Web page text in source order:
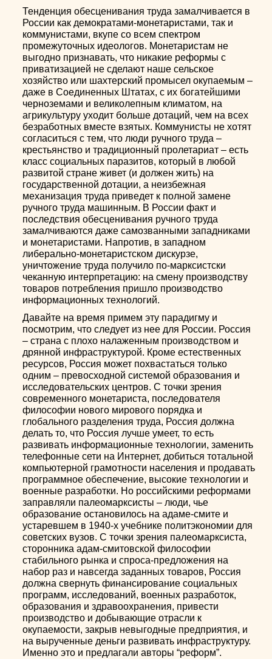
Тенденция обесценивания труда замалчивается в
России как демократами-монетаристами, так и
коммунистами, вкупе со всем спектром
промежуточных идеологов. Монетаристам не
выгодно признавать, что никакие реформы с
приватизацией не сделают наше сельское
хозяйство или шахтерский промысел окупаемым –
даже в Соединенных Штатах, с их богатейшими
черноземами и великолепным климатом, на
агрикультуру уходит больше дотаций, чем на всех
безработных вместе взятых. Коммунисты не хотят
согласиться с тем, что люди ручного труда –
крестьянство и традиционный пролетариат – есть
класс социальных паразитов, который в любой
развитой стране живет (и должен жить) на
государственной дотации, а неизбежная
механизация труда приведет к полной замене
ручного труда машинным. В России факт и
последствия обесценивания ручного труда
замалчиваются даже самозванными западниками
и монетаристами. Напротив, в западном
либерально-монетаристском дискурзе,
уничтожение труда получило по-марксистски
чеканную интерпретацию: на смену производству
товаров потребления пришло производство
информационных технологий.
Давайте на время примем эту парадигму и
посмотрим, что следует из нее для России. Россия
– страна с плохо налаженным производством и
дрянной инфраструктурой. Кроме естественных
ресурсов, Россия может похвастаться только
одним – превосходной системой образования и
исследовательских центров. С точки зрения
современного монетариста, последователя
философии нового мирового порядка и
глобального разделения труда, Россия должна
делать то, что Россия лучше умеет, то есть
развивать информационные технологии, заменить
телефонные сети на Интернет, добиться тотальной
компьютерной грамотности населения и продавать
программное обеспечение, высокие технологии и
военные разработки. Но российскими реформами
заправляли палеомарксисты – люди, чье
образование остановилось на адаме-смите и
устаревшем в 1940-х учебнике политэкономии для
советских вузов. С точки зрения палеомарксиста,
сторонника адам-смитовской философии
стабильного рынка и спроса-предложения на
набор раз и навсегда заданных товаров, Россия
должна свернуть финансирование социальных
программ, исследований, военных разработок,
образования и здравоохранения, привести
производство и добывающие отрасли к
окупаемости, закрыв невыгодные предприятия, и
на вырученные деньги развивать инфраструктуру.
Именно это и предлагали авторы “реформ”.